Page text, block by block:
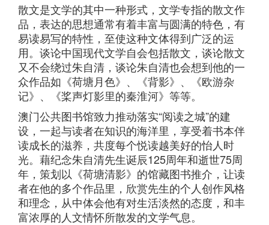
散文是文学的其中一种形式，文学专指的散文作
品，表达的思想通常有着丰富与圆满的特色，有
易读易写的特性，至使这种文体得到广泛的运
用。谈论中国现代文学自会包括散文，谈论散文
又不会绕过朱自清，谈论朱自清也会想到他的一
众作品如《荷塘月色》、《背影》、《欧游杂
记》、《桨声灯影里的秦淮河》等等。
澳门公共图书馆致力推动落实“阅读之城”的建
设，一起与读者在知识的海洋里，享受着书本伴
读成长的滋养，共度每个悦读越美好的怡人时
光。藉纪念朱自清先生诞辰125周年和逝世75周
年，策划以《荷塘清影》的馆藏图书推介，让读
者在他的多个作品里，欣赏先生的个人创作风格
和理念，从中体会他有对生活淡然的态度，和丰
富浓厚的人文情怀所散发的文学气息。